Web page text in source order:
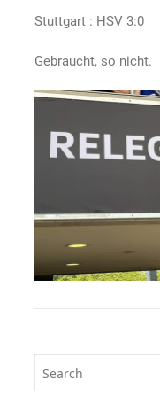
Stuttgart : HSV 3:0
Gebraucht, so nicht.